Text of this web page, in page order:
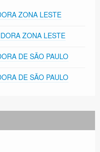
ZONA LESTE
ZONA LESTE
DE SÃO PAULO
DE SÃO PAULO